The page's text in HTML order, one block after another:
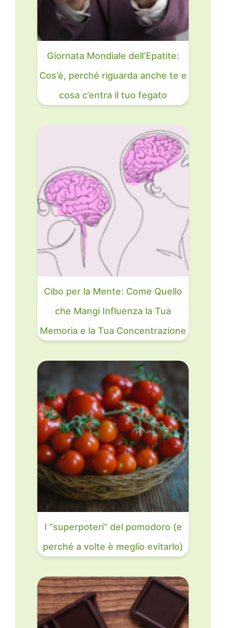
Giornata Mondiale dell’Epatite:
Cos’è, perché riguarda anche te e
cosa c’entra il tuo fegato
Cibo per la Mente: Come Quello
che Mangi Influenza la Tua
Memoria e la Tua Concentrazione
I “superpoteri” del pomodoro (e
perché a volte è meglio evitarlo)